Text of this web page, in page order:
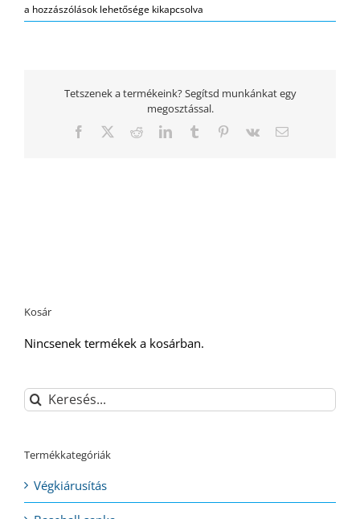
Dream
High
a hozzászólások lehetősége kikapcsolva
Tetszenek a termékeink? Segítsd munkánkat egy
megosztással.
Facebook
TwitterRedditLinkedInTumblr Pinterest
Vk Email:
Kosár
Nincsenek termékek a kosárban.
Keresés...
Termékkategóriák
Végkiárusítás